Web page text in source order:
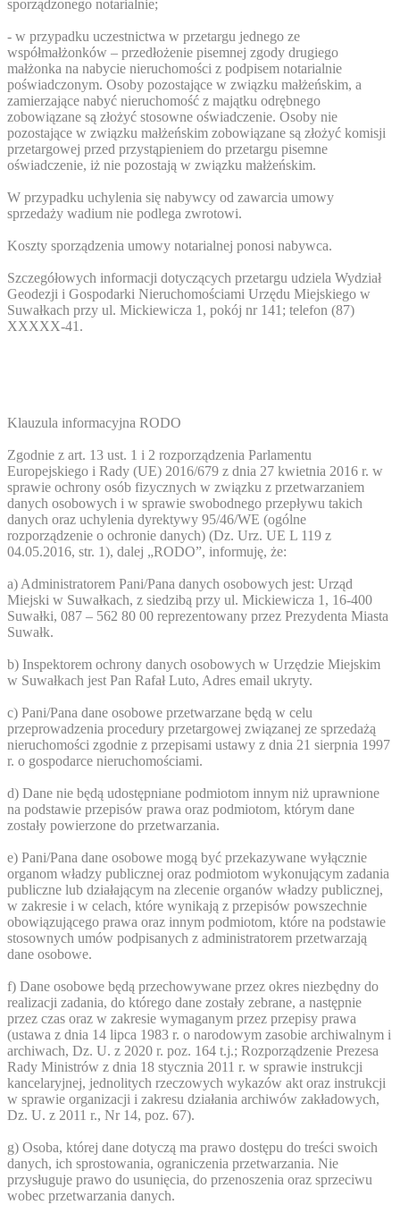
sporządzonego notarialnie;
- w przypadku uczestnictwa w przetargu jednego ze
współmałżonków – przedłożenie pisemnej zgody drugiego
małżonka na nabycie nieruchomości z podpisem notarialnie
poświadczonym. Osoby pozostające w związku małżeńskim, a
zamierzające nabyć nieruchomość z majątku odrębnego
zobowiązane są złożyć stosowne oświadczenie. Osoby nie
pozostające w związku małżeńskim zobowiązane są złożyć komisji
przetargowej przed przystąpieniem do przetargu pisemne
oświadczenie, iż nie pozostają w związku małżeńskim.
W przypadku uchylenia się nabywcy od zawarcia umowy
sprzedaży wadium nie podlega zwrotowi.
Koszty sporządzenia umowy notarialnej ponosi nabywca.
Szczegółowych informacji dotyczących przetargu udziela Wydział
Geodezji i Gospodarki Nieruchomościami Urzędu Miejskiego w
Suwałkach przy ul. Mickiewicza 1, pokój nr 141; telefon (87)
XXXXX-41 .
Klauzula informacyjna RODO
Zgodnie z art. 13 ust. 1 i 2 rozporządzenia Parlamentu
Europejskiego i Rady (UE) 2016/679 z dnia 27 kwietnia 2016 r. w
sprawie ochrony osób fizycznych w związku z przetwarzaniem
danych osobowych i w sprawie swobodnego przepływu takich
danych oraz uchylenia dyrektywy 95/46/WE (ogólne
rozporządzenie o ochronie danych) (Dz. Urz. UE L 119 z
04.05.2016, str. 1), dalej „RODO”, informuję, że:
a) Administratorem Pani/Pana danych osobowych jest: Urząd
Miejski w Suwałkach, z siedzibą przy ul. Mickiewicza 1, 16-400
Suwałki, 087 – 562 80 00 reprezentowany przez Prezydenta Miasta
Suwałk.
b) Inspektorem ochrony danych osobowych w Urzędzie Miejskim
w Suwałkach jest Pan Rafał Luto, Adres email ukryty.
c) Pani/Pana dane osobowe przetwarzane będą w celu
przeprowadzenia procedury przetargowej związanej ze sprzedażą
nieruchomości zgodnie z przepisami ustawy z dnia 21 sierpnia 1997
r. o gospodarce nieruchomościami.
d) Dane nie będą udostępniane podmiotom innym niż uprawnione
na podstawie przepisów prawa oraz podmiotom, którym dane
zostały powierzone do przetwarzania.
e) Pani/Pana dane osobowe mogą być przekazywane wyłącznie
organom władzy publicznej oraz podmiotom wykonującym zadania
publiczne lub działającym na zlecenie organów władzy publicznej,
w zakresie i w celach, które wynikają z przepisów powszechnie
obowiązującego prawa oraz innym podmiotom, które na podstawie
stosownych umów podpisanych z administratorem przetwarzają
dane osobowe.
f) Dane osobowe będą przechowywane przez okres niezbędny do
realizacji zadania, do którego dane zostały zebrane, a następnie
przez czas oraz w zakresie wymaganym przez przepisy prawa
(ustawa z dnia 14 lipca 1983 r. o narodowym zasobie archiwalnym i
archiwach, Dz. U. z 2020 r. poz. 164 t.j.; Rozporządzenie Prezesa
Rady Ministrów z dnia 18 stycznia 2011 r. w sprawie instrukcji
kancelaryjnej, jednolitych rzeczowych wykazów akt oraz instrukcji
w sprawie organizacji i zakresu działania archiwów zakładowych,
Dz. U. z 2011 r., Nr 14, poz. 67).
g) Osoba, której dane dotyczą ma prawo dostępu do treści swoich
danych, ich sprostowania, ograniczenia przetwarzania. Nie
przysługuje prawo do usunięcia, do przenoszenia oraz sprzeciwu
wobec przetwarzania danych.